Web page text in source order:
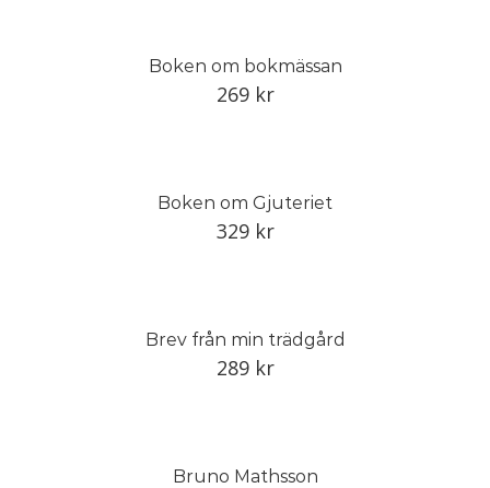
Boken om bokmässan
269 kr
Boken om Gjuteriet
329 kr
Brev från min trädgård
289 kr
Bruno Mathsson